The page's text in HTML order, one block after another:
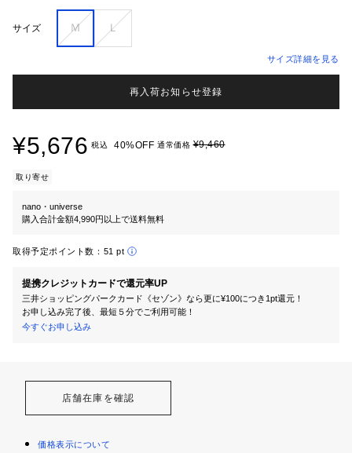
サイズ Ｍ Ｌ
サイズ詳細を見る
再入荷お知らせ登録
¥5,676 税込 40%OFF 通常価格¥9,460
取り寄せ
nano・universe
購入合計金額4,990円以上で送料無料
取得予定ポイント数： 51 pt
提携クレジットカードで還元率UP
三井ショッピングパークカード《セゾン》なら更に¥100につき1pt還元！
お申し込み完了後、最短５分でご利用可能！
今すぐお申し込み
店舗在庫を確認
価格表示について